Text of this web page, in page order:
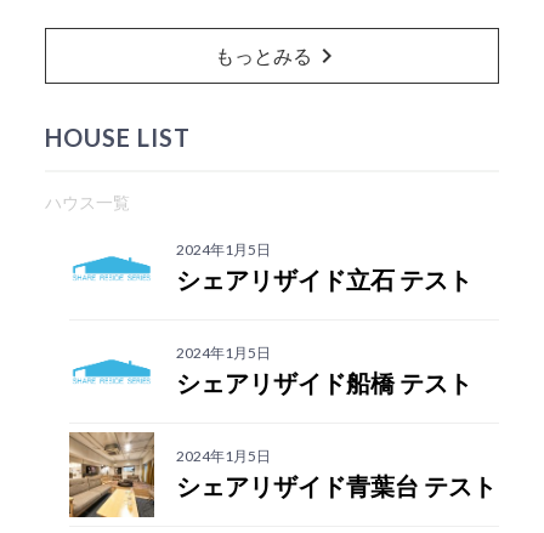
もっとみる chevron_right
HOUSE LIST
ハウス一覧
2024年1月5日
シェアリザイド立石 テスト
2024年1月5日
シェアリザイド船橋 テスト
2024年1月5日
シェアリザイド青葉台 テスト